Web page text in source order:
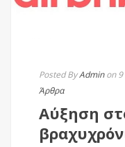
Posted ByAdmin on
Άρθρα
Αύξηση